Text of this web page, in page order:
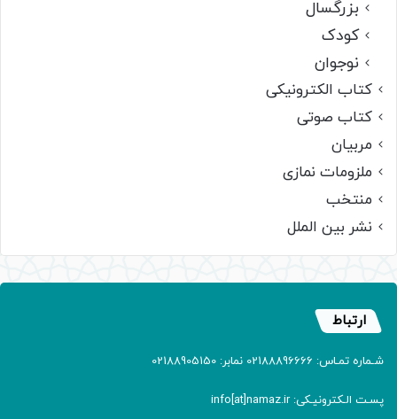
بزرگسال
کودک
نوجوان
کتاب الکترونیکی
کتاب صوتی
مربیان
ملزومات نمازی
منتخب
نشر بین الملل
ارتباط
شـماره تمـاس: 02188896666 نمابر: 02188905150
پسـت الـکترونیـکی: info[at]namaz.ir